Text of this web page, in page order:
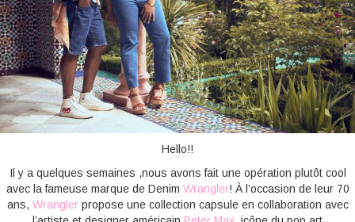
Hello!!
Il y a quelques semaines ,nous avons fait une opération plutôt cool
avec la fameuse marque de Denim Wrangler! À l’occasion de leur 70
ans, Wranglerpropose une collection capsule en collaboration avec